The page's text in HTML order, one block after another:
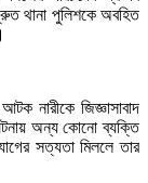
থানা পুলিশকে অবহিত
নারীকে জিজ্ঞাসাবাদ
অন্য কোনো ব্যক্তি
সত্যতা মিললে তার